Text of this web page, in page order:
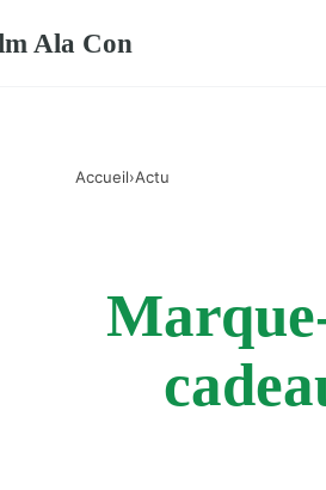
Ala Con
Accueil›Actu